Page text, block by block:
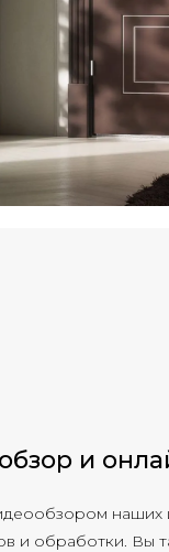
и
наших
и обработки. Вы